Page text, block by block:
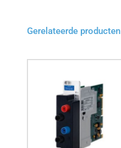
Gerelateerde producten